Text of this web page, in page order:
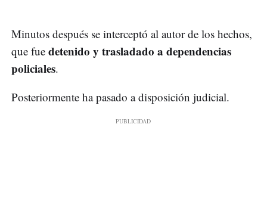
Minutos después se interceptó al autor de los hechos,
que fue detenido y trasladado a dependencias
policiales.
Posteriormente ha pasado a disposición judicial.